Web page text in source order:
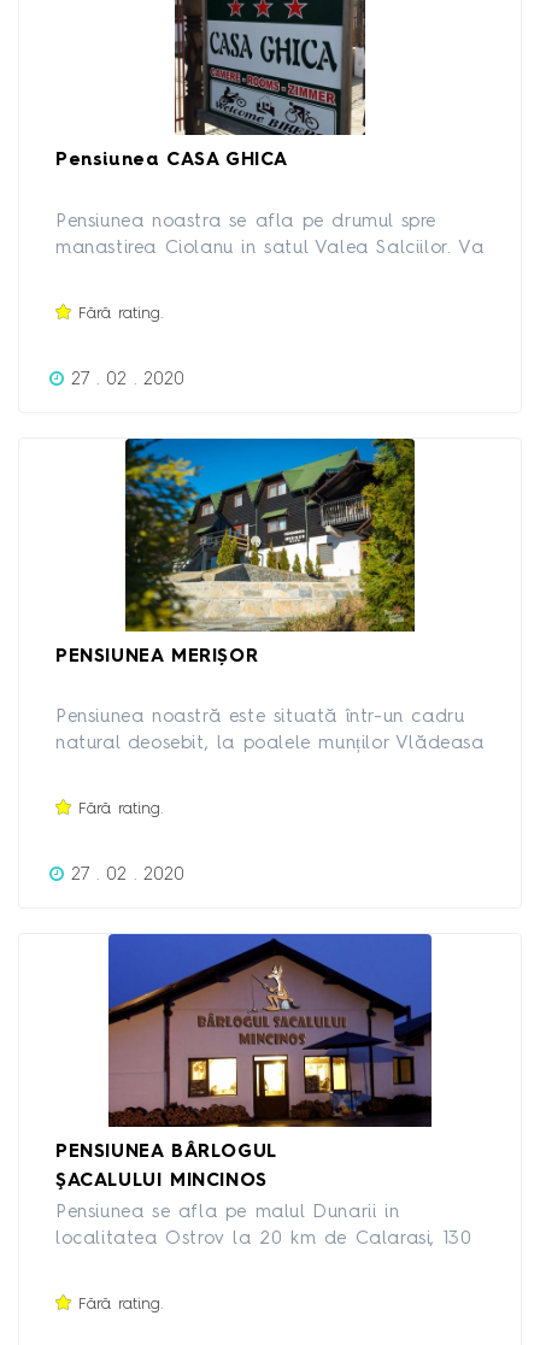
Pensiunea CASA GHICA
Pensiunea noastra se afla pe drumul spre
manastirea Ciolanu in satul Valea Salciilor. Va
un ambient placut.
Fără rating.
27 . 02 . 2020
PENSIUNEA MERIȘOR
Pensiunea noastră este situată într-un cadru
natural deosebit, la poalele munților Vlădeasa
Fără rating.
27 . 02 . 2020
PENSIUNEA BÂRLOGUL
ŞACALULUI MINCINOS
Pensiunea se afla pe malul Dunarii in
localitatea Ostrov la 20 km de Calarasi, 130
Pensiunea este deschisa tot anul. Locatia este
perfecta pentru vanatori si pescari. Gazduim
Fără rating.